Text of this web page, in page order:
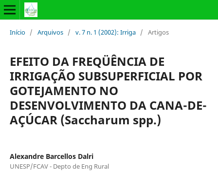
Início / Arquivos / v. 7 n. 1 (2002): Irriga / Artigos
EFEITO DA FREQÜÊNCIA DE
IRRIGAÇÃO SUBSUPERFICIAL POR
GOTEJAMENTO NO
DESENVOLVIMENTO DA CANA-DE-
AÇÚCAR (Saccharum spp.)
Alexandre Barcellos Dalri
UNESP/FCAV - Depto de Eng Rural